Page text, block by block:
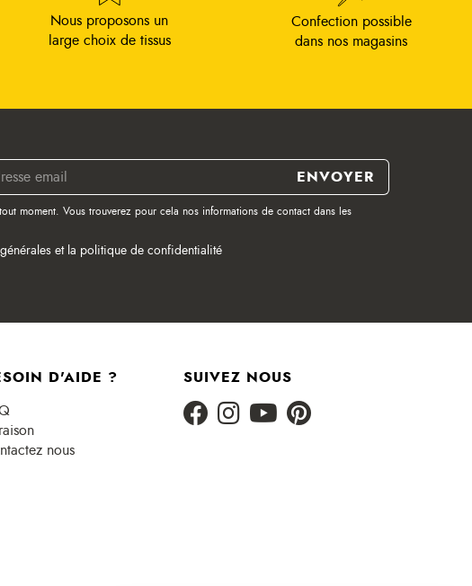
Nous proposons un
large choix de tissus
Confection possible
dans nos magasins
moment. Vous trouverez pour cela nos informations de contact dans les
et la politique de confidentialité
D'AIDE ?
nous
SUIVEZ NOUS